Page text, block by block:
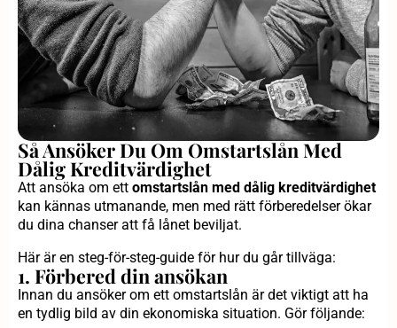
Så Ansöker Du Om Omstartslån Med
Dålig Kreditvärdighet
Att ansöka om ett omstartslån med dålig kreditvärdighet
kan kännas utmanande, men med rätt förberedelser ökar
du dina chanser att få lånet beviljat.
Här är en steg-för-steg-guide för hur du går tillväga:
1. Förbered din ansökan
Innan du ansöker om ett omstartslån är det viktigt att ha
en tydlig bild av din ekonomiska situation. Gör följande: